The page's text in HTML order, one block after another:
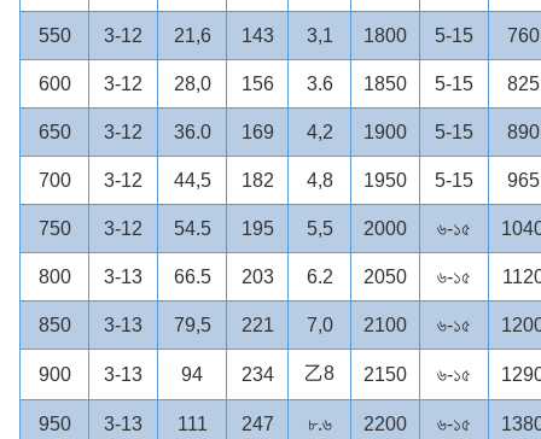
550 3-12 21,6 143 3,1 1800 5-15 760
600 3-12 28,0 156 3.6 1850 5-15 825
650 3-12 36.0 169 4,2 1900 5-15 890
700 3-12 44,5 182 4,8 1950 5-15 965
750 3-12 54.5 195 5,5 2000 ৬-১৫
800 3-13 66.5 203 6.2 2050 ৬-১৫
850 3-13 79,5 221 7,0 2100 ৬-১৫
900 3-13 94 234 乙8 2150 ৬-১৫
950 3-13 111 247 ৮.৬ 2200 ৬-১৫